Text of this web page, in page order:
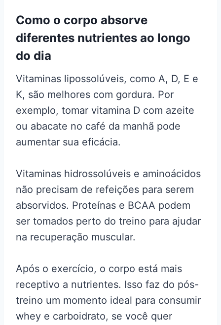
Como o corpo absorve
diferentes nutrientes ao longo
do dia
Vitaminas lipossolúveis, como A, D, E e
K, são melhores com gordura. Por
exemplo, tomar vitamina D com azeite
ou abacate no café da manhã pode
aumentar sua eficácia.
Vitaminas hidrossolúveis e aminoácidos
não precisam de refeições para serem
absorvidos. Proteínas e BCAA podem
ser tomados perto do treino para ajudar
na recuperação muscular.
Após o exercício, o corpo está mais
receptivo a nutrientes. Isso faz do pós-
treino um momento ideal para consumir
whey e carboidrato, se você quer